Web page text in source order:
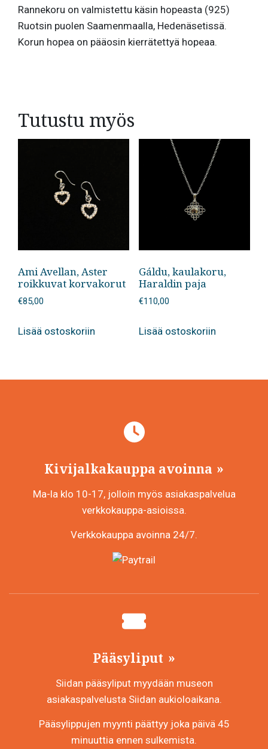
Rannekoru on valmistettu käsin hopeasta (925)
Ruotsin puolen Saamenmaalla, Hedenäsetissä.
Korun hopea on pääosin kierrätettyä hopeaa.
Tutustu myös
Ami Avellan, Aster
roikkuvat korvakorut
€85,00
Lisää ostoskoriin
Gáldu, kaulakoru,
Haraldin paja
€110,00
Lisää ostoskoriin
Kivijalkakauppa avoinna
Ma-la klo 10-17, jolloin myös asiakaspalvelua
verkkokauppa-asioissa.
Verkkokauppa avoinna 24/7.
Pääsyliput
Siidan pääsyliput myydään museon
asiakaspalvelusta Siidan aukioloaikana.
Pääsylippujen myynti päättyy joka päivä 45
minuuttia ennen sulkemista.